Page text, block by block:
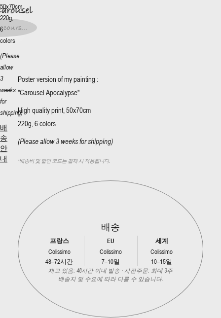
*
en
50x70cm
220g,
6
colors
(Please
allow
3
weeks
for
shipping)
배
송
안
내
*
cours...
Poster version of my painting :
"Carousel Apocalypse"
High quality print, 50x70cm
220g, 6 colors
(Please allow 3 weeks for shipping)
*배송비 및 할인 코드는 결제 시 적용됩니다.
배송
프랑스
Colissimo
48–72시간
EU
Colissimo
7–10일
세계
Colissimo
10–15일
재고 있음: 48시간 이내 발송 · 사전주문: 최대 3주
배송지 및 수요에 따라 다를 수 있습니다.